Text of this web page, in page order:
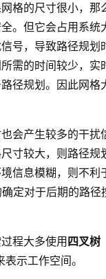
格的尺寸很小，那
。但它会占用系统
号，导致路径规划
需的时间较少，实
径规划。因此网格
会产生较多的干扰
寸较大，则路径规
信息模糊，则不利
定对于后期的路径
程大多使用 四叉树
表示工作空间。